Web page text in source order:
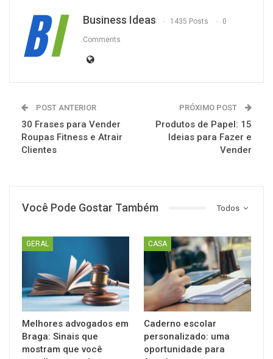
Business Ideas 1435 Posts 0
Comments
POST ANTERIOR
30 Frases para Vender
Roupas Fitness e Atrair
Clientes
PRÓXIMO POST
Produtos de Papel: 15
Ideias para Fazer e
Vender
Todos
Você Pode Gostar Também
GERAL
Melhores advogados em
Braga: Sinais que
mostram que você
CASA
Caderno escolar
personalizado: uma
oportunidade para